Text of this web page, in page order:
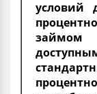
условий
займом